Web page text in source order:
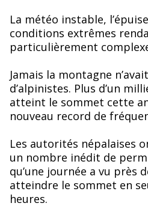
La météo instable,
conditions extrêmes
particulièrement
Jamais la montagne
d’alpinistes. Plus d’un
atteint le sommet cette
nouveau record de
Les autorités népalaises
un nombre inédit de
qu’une journée a vu près
atteindre le sommet en
heures.